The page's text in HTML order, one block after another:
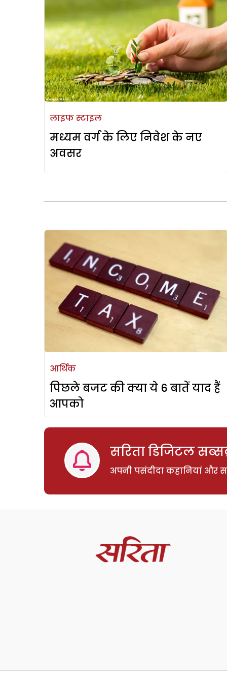
लाइफ स्टाइल
मध्यम वर्ग के लिए निवेश के नए
अवसर
आर्थिक
पिछले बजट की क्या ये 6 बातें याद हैं
आपको
सरिता डिजिटल
अपनी पसंदीदा कहानियां और